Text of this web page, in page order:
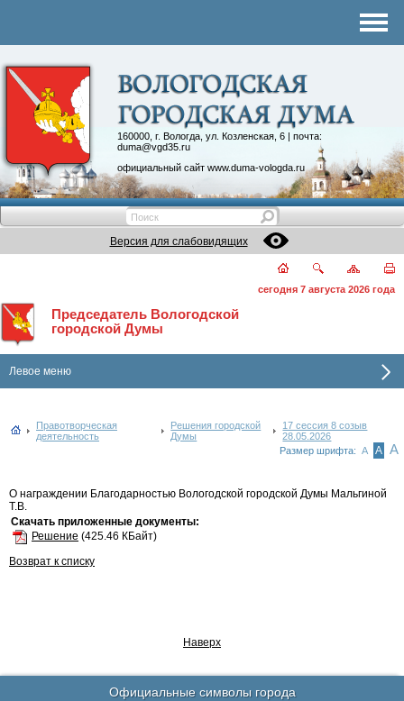
160000, г. Вологда, ул. Козленская, 6 | почта:
duma@vgd35.ru
официальный сайт www.duma-vologda.ru
Контакты
Депутатские объединения
Версия для слабовидящих
сегодня 7 августа 2026 года
Председатель Вологодской
городской Думы
Левое меню
Правотворческая
деятельность
Решения городской
Думы
17 сессия 8 созыв
28.05.2026
Размер шрифта: А А А
О награждении Благодарностью Вологодской городской Думы Мальгиной
Т.В.
Скачать приложенные документы:
Решение (425.46 КБайт)
Возврат к списку
Наверх
Официальные символы города